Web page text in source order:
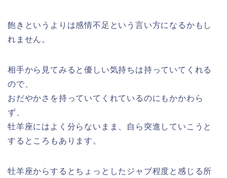
飽きというよりは感情不足という言い方になるかもし
れません。
相手から見てみると優しい気持ちは持っていてくれる
ので、
おだやかさを持っていてくれているのにもかかわら
ず、
牡羊座にはよく分らないまま、自ら突進していこうと
するところもあります。
牡羊座からするとちょっとしたジャブ程度と感じる所